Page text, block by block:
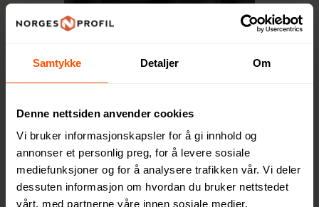
Samtykke Detaljer Om
Denne nettsiden anvender cookies
Vi bruker informasjonskapsler for å gi innhold og
annonser et personlig preg, for å levere sosiale
mediefunksjoner og for å analysere trafikken vår. Vi deler
dessuten informasjon om hvordan du bruker nettstedet
vårt, med partnerne våre innen sosiale medier,
ansvarli
XD
produkt
er som
skaper
verdi,
både for